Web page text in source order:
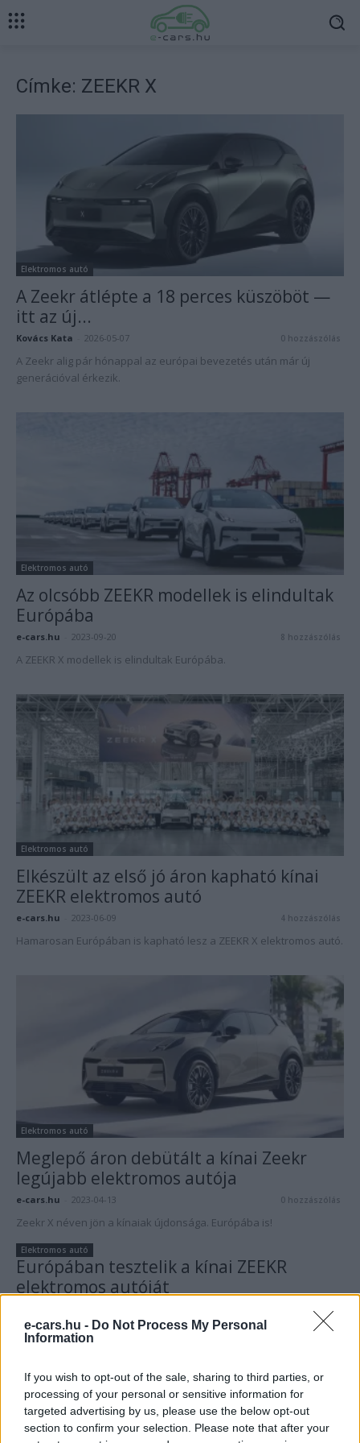
e-cars.hu - Do Not Process My Personal
Information
If you wish to opt-out of the sale, sharing to third parties, or
processing of your personal or sensitive information for
targeted advertising by us, please use the below opt-out
section to confirm your selection. Please note that after your
Címke: ZEEKR X
Elektromos autó
A Zeekr átlépte a 18 perces küszöböt —
itt az új...
Kovács Kata 2026-05-07 0 hozzászólás
A Zeekr alig pár hónappal az európai bevezetés után már új
generációval érkezik.
Elektromos autó
Az olcsóbb ZEEKR modellek is elindultak
Európába
e-cars.hu 2023-09-20 8 hozzászólás
A ZEEKR X modellek is elindultak Európába.
Elektromos autó
Elkészült az első jó áron kapható kínai
ZEEKR elektromos autó
e-cars.hu 2023-06-09 4 hozzászólás
Hamarosan Európában is kapható lesz a ZEEKR X elektromos autó.
Elektromos autó
Meglepő áron debütált a kínai Zeekr
legújabb elektromos autója
e-cars.hu 2023-04-13 0 hozzászólás
Zeekr X néven jön a kínaiak újdonsága. Európába is!
Elektromos autó
Európában tesztelik a kínai ZEEKR
elektromos autóját
8 hozzászólás
Svédországban kapták lencsevégre a ZEKKR X elektromos autót.